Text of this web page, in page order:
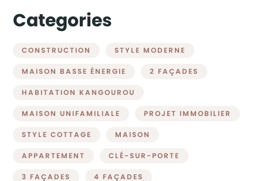
Categories
CONSTRUCTION STYLE MODERNE
MAISON BASSE ÉNERGIE 2 FAÇADES
HABITATION KANGOUROU
MAISON UNIFAMILIALE PROJET IMMOBILIER
STYLE COTTAGE MAISON
APPARTEMENT CLÉ-SUR-PORTE
3 FAÇADES 4 FAÇADES